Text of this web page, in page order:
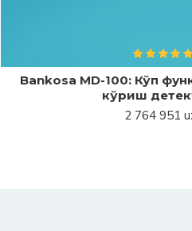
Bankosa MD-100: Кўп
кўриш
2 764 951